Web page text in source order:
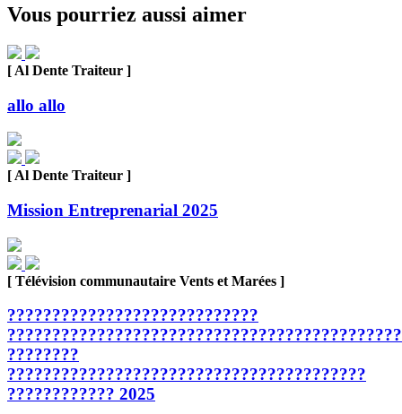
Vous pourriez aussi aimer
[ Al Dente Traiteur ]
allo allo
[ Al Dente Traiteur ]
Mission Entreprenarial 2025
[ Télévision communautaire Vents et Marées ]
????????????????????????????
????????
????????????????????????????????????????
???????????? 2025